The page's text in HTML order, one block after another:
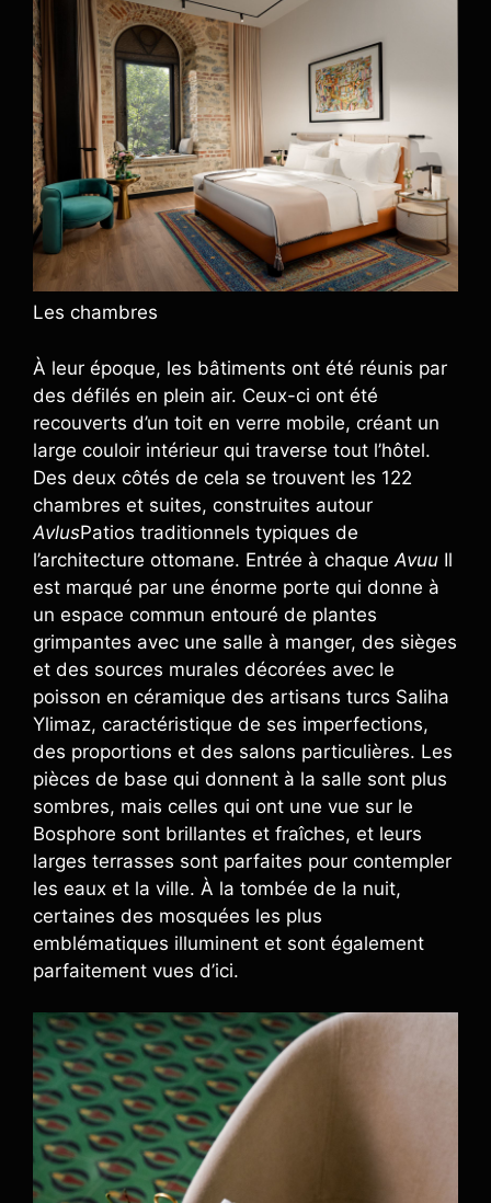
Les chambres
À leur époque, les bâtiments ont été réunis par
des défilés en plein air. Ceux-ci ont été
recouverts d’un toit en verre mobile, créant un
large couloir intérieur qui traverse tout l’hôtel.
Des deux côtés de cela se trouvent les 122
chambres et suites, construites autour
AvlusPatios traditionnels typiques de
l’architecture ottomane. Entrée à chaque Avuu Il
est marqué par une énorme porte qui donne à
un espace commun entouré de plantes
grimpantes avec une salle à manger, des sièges
et des sources murales décorées avec le
poisson en céramique des artisans turcs Saliha
Ylimaz, caractéristique de ses imperfections,
des proportions et des salons particulières. Les
pièces de base qui donnent à la salle sont plus
sombres, mais celles qui ont une vue sur le
Bosphore sont brillantes et fraîches, et leurs
larges terrasses sont parfaites pour contempler
les eaux et la ville. À la tombée de la nuit,
certaines des mosquées les plus
emblématiques illuminent et sont également
parfaitement vues d’ici.